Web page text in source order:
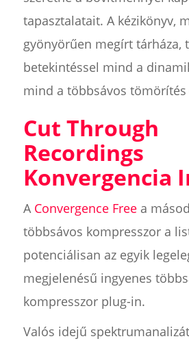
tapasztalatait. A kézikönyv,
gyönyörűen megírt tárháza,
betekintéssel mind a
mind a többsávos
Cut Through
Recordings
Konvergencia
A Convergence Freea
többsávos kompresszor a
potenciálisan az egyik
megjelenésű ingyenes
kompresszor plug-in.
Valós idejű